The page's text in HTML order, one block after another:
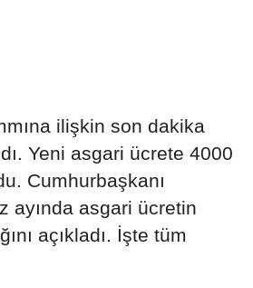
ilişkin son dakika
Yeni asgari ücrete 4000
Cumhurbaşkanı
ayında asgari ücretin
açıkladı. İşte tüm